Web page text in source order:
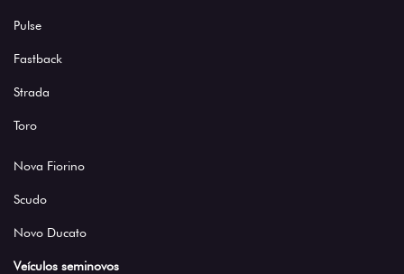
Pulse
Fastback
Strada
Toro
Nova Fiorino
Scudo
Novo Ducato
Veículos seminovos